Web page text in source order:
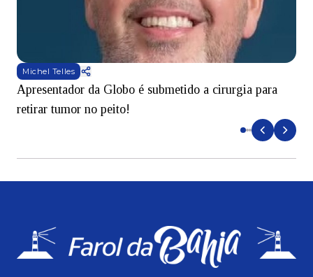
Michel Telles
Apresentador da Globo é submetido a cirurgia para
retirar tumor no peito!